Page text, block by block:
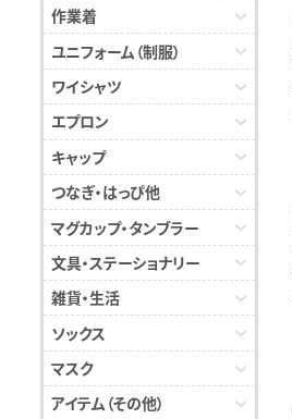
作業着
ユニフォーム（制服）
ワイシャツ
エプロン
キャップ
つなぎ・はっぴ他
マグカップ・タンブラー
文具・ステーショナリー
雑貨・生活
ソックス
マスク
アイテム（その他）